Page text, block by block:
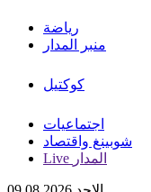
رياضة
منبر المدار
كوكتيل
اجتماعيات
شوبينغ واقتصاد
Live المدار